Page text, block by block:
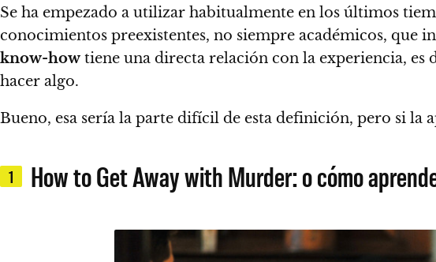
Se ha empezado a utilizar habitualmente en los últimos
conocimientos preexistentes, no siempre académicos, que
know-how tiene una directa relación con la experiencia,
hacer algo.
Bueno, esa sería la parte difícil de esta definición, pero si la
1 How to Get Away with Murder: o cómo